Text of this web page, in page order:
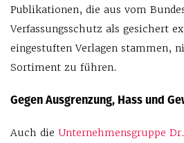
Publikationen, die aus vom
Verfassungsschutz als gesichert
eingestuften Verlagen stammen,
Sortiment zu führen.
Gegen Ausgrenzung, Hass und
Auch die Unternehmensgruppe